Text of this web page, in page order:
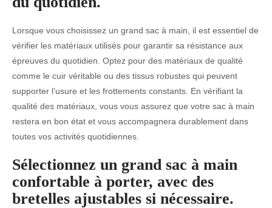
Lorsque vous choisissez un grand sac à main, il est essentiel de
vérifier les matériaux utilisés pour garantir sa résistance aux
épreuves du quotidien. Optez pour des matériaux de qualité
comme le cuir véritable ou des tissus robustes qui peuvent
supporter l’usure et les frottements constants. En vérifiant la
qualité des matériaux, vous vous assurez que votre sac à main
restera en bon état et vous accompagnera durablement dans
toutes vos activités quotidiennes.
Sélectionnez un grand sac à main
confortable à porter, avec des
bretelles ajustables si nécessaire.